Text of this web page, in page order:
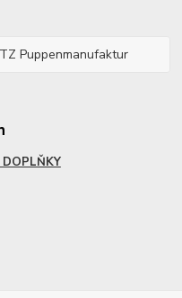
Puppenmanufaktur
DOPLŇKY